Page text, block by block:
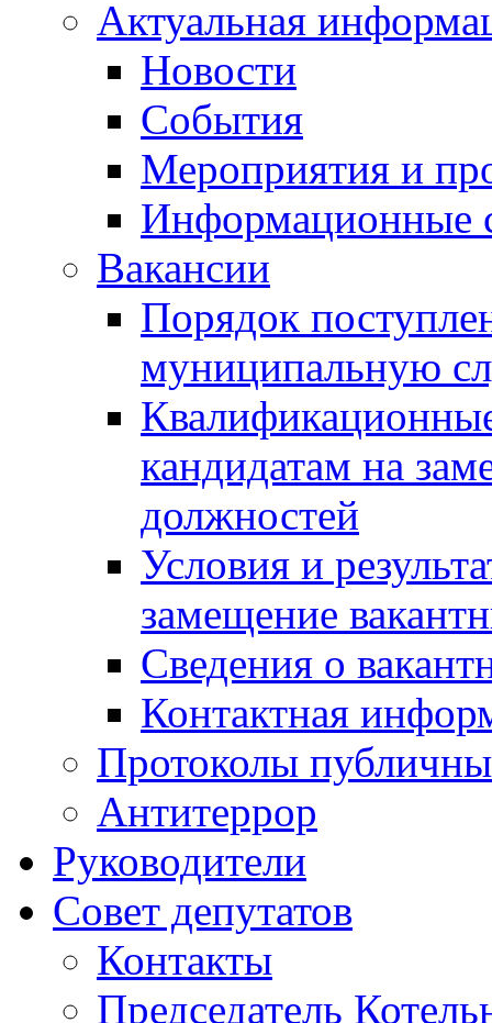
Актуальная
Новости
События
Мероприятия и
Информационные
Вакансии
Порядок
муниципальную
кандидатам на
должностей
Условия и
замещение
Сведения о
Контактная
Протоколы
Антитеррор
Руководители
Совет депутатов
Контакты
Председатель